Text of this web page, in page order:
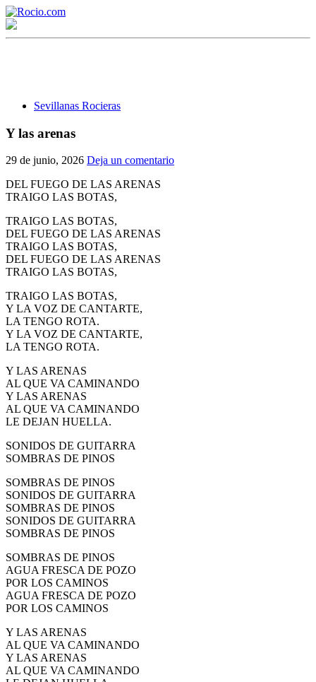
Sevillanas Rocieras
Y las arenas
29 de junio, 2026 Deja un comentario
DEL FUEGO DE LAS ARENAS
TRAIGO LAS BOTAS,
TRAIGO LAS BOTAS,
DEL FUEGO DE LAS ARENAS
TRAIGO LAS BOTAS,
DEL FUEGO DE LAS ARENAS
TRAIGO LAS BOTAS,
TRAIGO LAS BOTAS,
Y LA VOZ DE CANTARTE,
LA TENGO ROTA.
Y LA VOZ DE CANTARTE,
LA TENGO ROTA.
Y LAS ARENAS
AL QUE VA CAMINANDO
Y LAS ARENAS
AL QUE VA CAMINANDO
LE DEJAN HUELLA.
SONIDOS DE GUITARRA
SOMBRAS DE PINOS
SOMBRAS DE PINOS
SONIDOS DE GUITARRA
SOMBRAS DE PINOS
SONIDOS DE GUITARRA
SOMBRAS DE PINOS
SOMBRAS DE PINOS
AGUA FRESCA DE POZO
POR LOS CAMINOS
AGUA FRESCA DE POZO
POR LOS CAMINOS
Y LAS ARENAS
AL QUE VA CAMINANDO
Y LAS ARENAS
AL QUE VA CAMINANDO
¡Bienvenido! Soy el asistente virtual de rocio.com.
Historia de la Virgen del Rocío
¿Cuándo es la romería del Rocío?
¿Cuántas hermandades participan en la romería?
¿Cuándo se construyó la primera ermita?
El traslado cada siete años
¿Cuales son los actos principales que se celebran en el
Quiero hacer el camino,¿que tengo que hacer?
En el Rocío, ¿dónde me alojo?